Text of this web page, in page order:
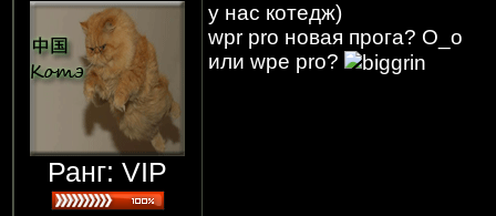
Ранг: VIP
у нас котедж)
wpr pro новая прога? О_о
или wpe pro?